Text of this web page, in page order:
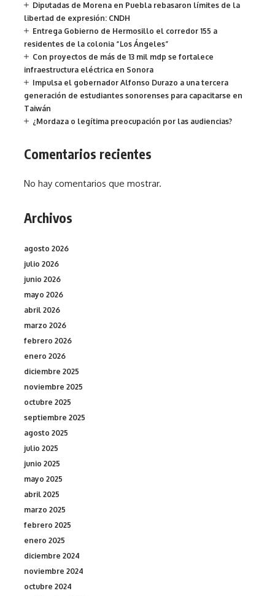
Diputadas de Morena en Puebla rebasaron límites de la
libertad de expresión: CNDH
Entrega Gobierno de Hermosillo el corredor 155 a
residentes de la colonia “Los Ángeles”
Con proyectos de más de 13 mil mdp se fortalece
infraestructura eléctrica en Sonora
Impulsa el gobernador Alfonso Durazo a una tercera
generación de estudiantes sonorenses para capacitarse en
Taiwán
¿Mordaza o legítima preocupación por las audiencias?
Comentarios recientes
No hay comentarios que mostrar.
Archivos
agosto 2026
julio 2026
junio 2026
mayo 2026
abril 2026
marzo 2026
febrero 2026
enero 2026
diciembre 2025
noviembre 2025
octubre 2025
septiembre 2025
agosto 2025
julio 2025
junio 2025
mayo 2025
abril 2025
marzo 2025
febrero 2025
enero 2025
diciembre 2024
noviembre 2024
octubre 2024